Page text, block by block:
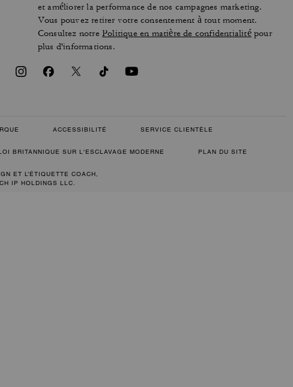
et améliorer la performance de nos campagnes marketing.
Vous pouvez retirer votre consentement à tout moment.
Consultez notrePolitique en matière de confidentialitépour
plus d'informations.
ACCESSIBILITÉ SERVICE CLIENTÈLE
BRITANNIQUE SUR L'ESCLAVAGE MODERNE PLAN DU SITE
ET L’ÉTIQUETTE COACH,
IP HOLDINGS LLC.